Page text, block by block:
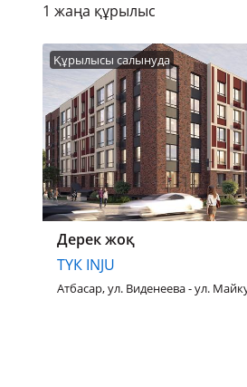
1 жаңа құрылыс
Құрылысы салынуда
Дерек жоқ
ТҮК INJU
Атбасар, ул. Виденеева - ул.